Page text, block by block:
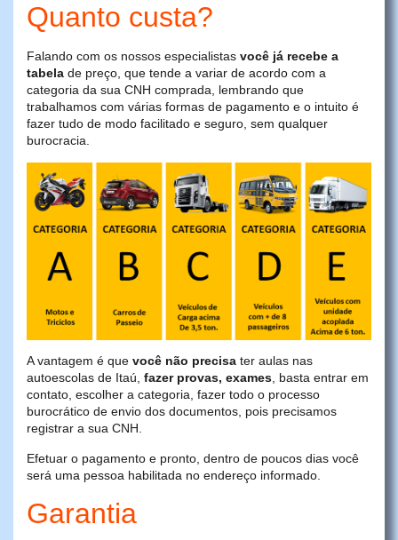
Quanto custa?
Falando com os nossos especialistas você já recebe a
tabela de preço, que tende a variar de acordo com a
categoria da sua CNH comprada, lembrando que
trabalhamos com várias formas de pagamento e o intuito é
fazer tudo de modo facilitado e seguro, sem qualquer
burocracia.
A vantagem é que você não precisa ter aulas nas
autoescolas de Itaú, fazer provas, exames, basta entrar em
contato, escolher a categoria, fazer todo o processo
burocrático de envio dos documentos, pois precisamos
registrar a sua CNH.
Efetuar o pagamento e pronto, dentro de poucos dias você
será uma pessoa habilitada no endereço informado.
Garantia